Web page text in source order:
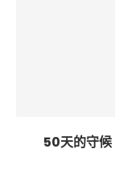
50天的守候